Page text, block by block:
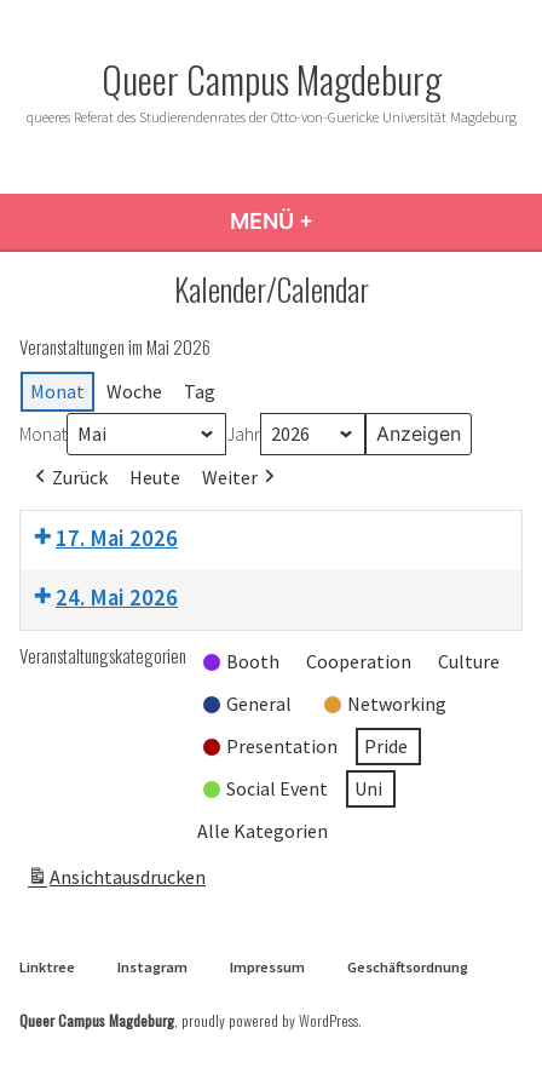
Queer Campus Magdeburg
queeres Referat des Studierendenrates der Otto-von-Guericke Universität Magdeburg
MENÜ +
Kalender/Calendar
Veranstaltungen im Mai 2026
Monat Woche Tag
Monat Jahr
Zurück Heute Weiter
17. Mai 2026
24. Mai 2026
Veranstaltungskategorien Booth Cooperation
Culture
General
Networking
Presentation
Pride
Social Event
Uni
Alle Kategorien
Ansichtausdrucken
Linktree Instagram Impressum Geschäftsordnung
Queer Campus Magdeburg, proudly powered by WordPress.